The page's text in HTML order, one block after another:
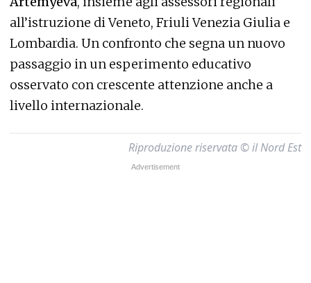
all’istruzione di Veneto, Friuli Venezia Giulia e
Lombardia. Un confronto che segna un nuovo
passaggio in un esperimento educativo
osservato con crescente attenzione anche a
livello internazionale.
Riproduzione riservata © il Nord Est